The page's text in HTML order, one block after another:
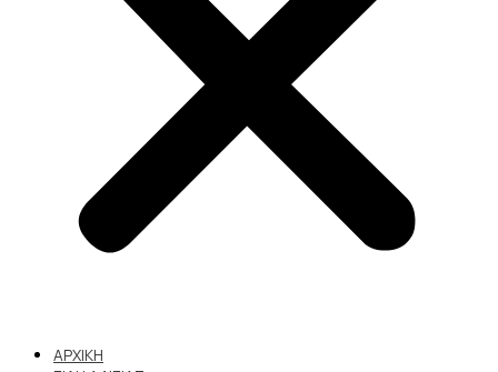
ΑΡΧΙΚΗ